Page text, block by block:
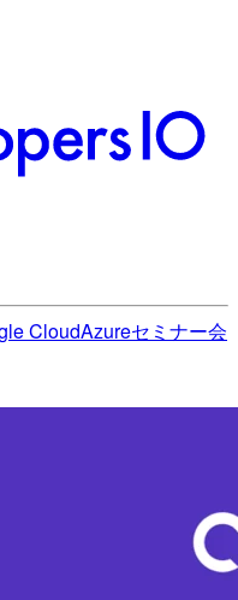
CloudAzureセミナー会